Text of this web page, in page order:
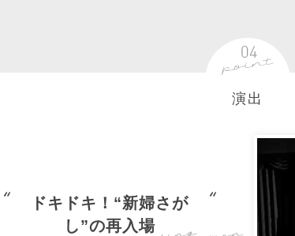
演出
ドキドキ！“新婦さが
し”の再入場